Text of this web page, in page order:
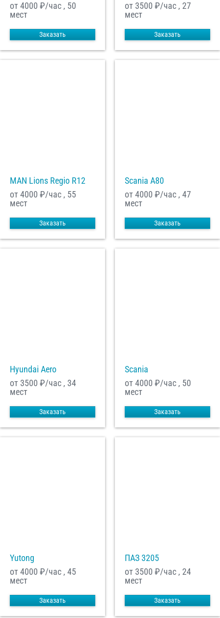
от 4000 ₽/час , 50
мест
Заказать
от 3500 ₽/час , 27
мест
Заказать
MAN Lions Regio R12
от 4000 ₽/час , 55
мест
Заказать
Scania A80
от 4000 ₽/час , 47
мест
Заказать
Hyundai Aero
от 3500 ₽/час , 34
мест
Заказать
Scania
от 4000 ₽/час , 50
мест
Заказать
Yutong
от 4000 ₽/час , 45
мест
Заказать
ПАЗ 3205
от 3500 ₽/час , 24
мест
Заказать